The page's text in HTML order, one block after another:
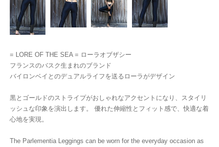
= LORE OF THE SEA = ローラオブザシー
フランスのバスク生まれのブランド
バイロンベイとのデュアルライフを送るローラがデザイン
黒とゴールドのストライプがおしゃれなアクセントになり、スタイリ
ッシュな印象を演出します。 優れた伸縮性とフィット感で、快適な着
心地を実現。
The Parlementia Leggings can be worn for the everyday occasion as